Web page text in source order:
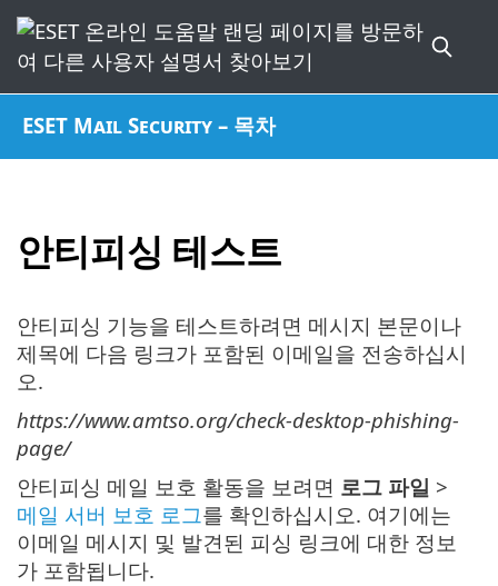
ESET Mail Security – 목차
안티피싱 테스트
안티피싱 기능을 테스트하려면 메시지 본문이나
제목에 다음 링크가 포함된 이메일을 전송하십시
오.
https://www.amtso.org/check-desktop-phishing-
page/
안티피싱 메일 보호 활동을 보려면 로그 파일 >
메일 서버 보호 로그를 확인하십시오. 여기에는
이메일 메시지 및 발견된 피싱 링크에 대한 정보
가 포함됩니다.